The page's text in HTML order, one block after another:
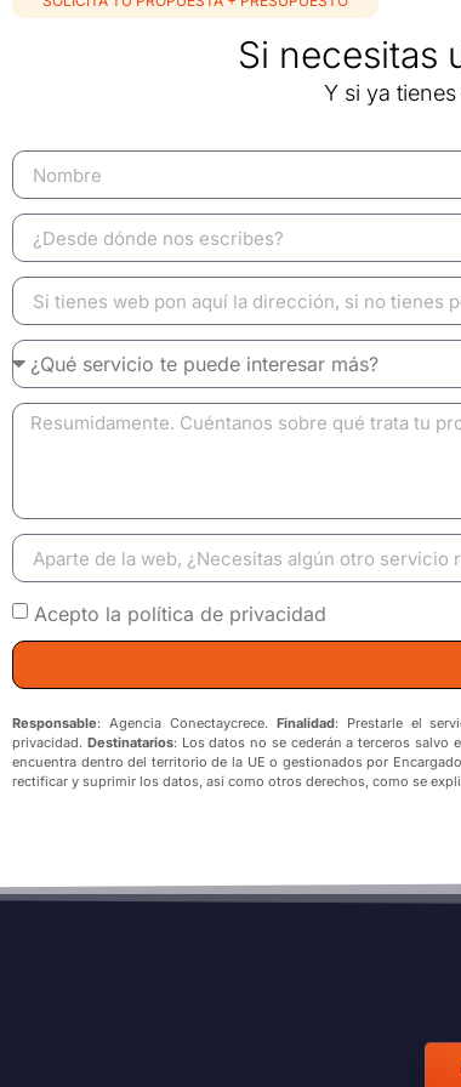
Si necesitas
Y si ya
Acepto la política de privacidad
Responsable: Agencia Conectaycrece. Finalidad: Prestarle el
privacidad. Destinatarios: Los datos no se cederán a terceros salvo
encuentra dentro del territorio de la UE o gestionados por
rectificar y suprimir los datos, así como otros derechos, como se